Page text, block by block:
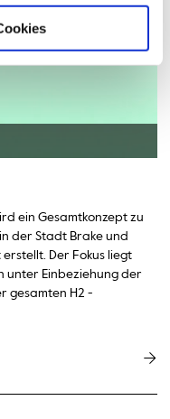
ein Gesamtkonzept zu
der Stadt Brake und
Der Fokus liegt
unter Einbeziehung der
gesamten H2 -